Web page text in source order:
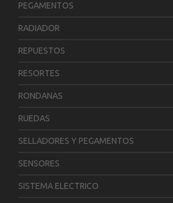
PEGAMENTOS
RADIADOR
REPUESTOS
RESORTES
RONDANAS
RUEDAS
SELLADORES Y PEGAMENTOS
SENSORES
SISTEMA ELECTRICO